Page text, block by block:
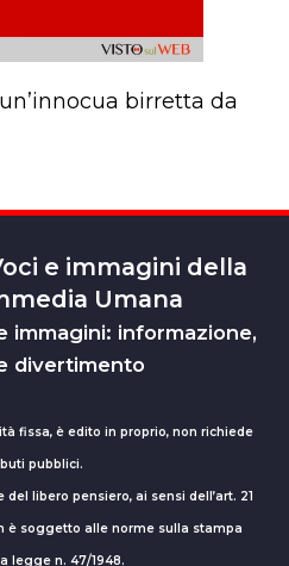
birretta da
e immagini della
Umana
immagini: informazione,
divertimento
fissa, è edito in proprio, non richiede
pubblici.
libero pensiero, ai sensi dell’art. 21
è soggetto alle norme sulla stampa
legge n. 47/1948.